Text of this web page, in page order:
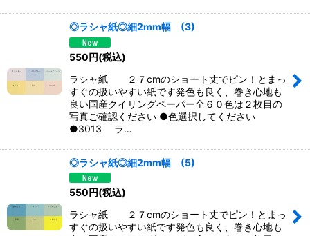
◎ラシャ紙◎細2mm幅 (3)
550円(税込)
ラシャ紙 ２７cmのショート丈でピン！とまっ
すぐの扱いやすい紙です発色も良く、巻き心地も
良い国産クイリングペーパー全６０色は２枚目の
写真ご確認ください ●色選択してください
●3013 ラ…
◎ラシャ紙◎細2mm幅 (5)
550円(税込)
ラシャ紙 ２７cmのショート丈でピン！とまっ
すぐの扱いやすい紙です発色も良く、巻き心地も